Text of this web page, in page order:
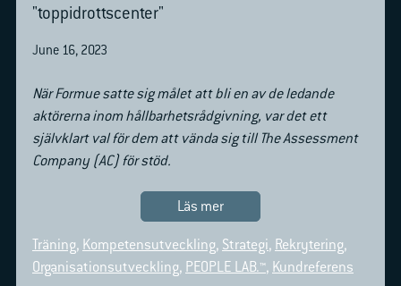
"toppidrottscenter"
June 16, 2023
När Formue satte sig målet att bli en av de ledande
aktörerna inom hållbarhetsrådgivning, var det ett
självklart val för dem att vända sig till The Assessment
Company (AC) för stöd.
Läs mer
Träning, Kompetensutveckling, Strategi, Rekrytering,
Organisationsutveckling, PEOPLE LAB.™, Kundreferens